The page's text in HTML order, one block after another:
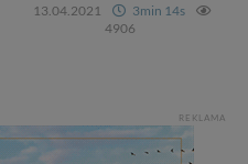
13.04.2021
3min 14s
4906
REKLAMA
odkrywania Mazur na